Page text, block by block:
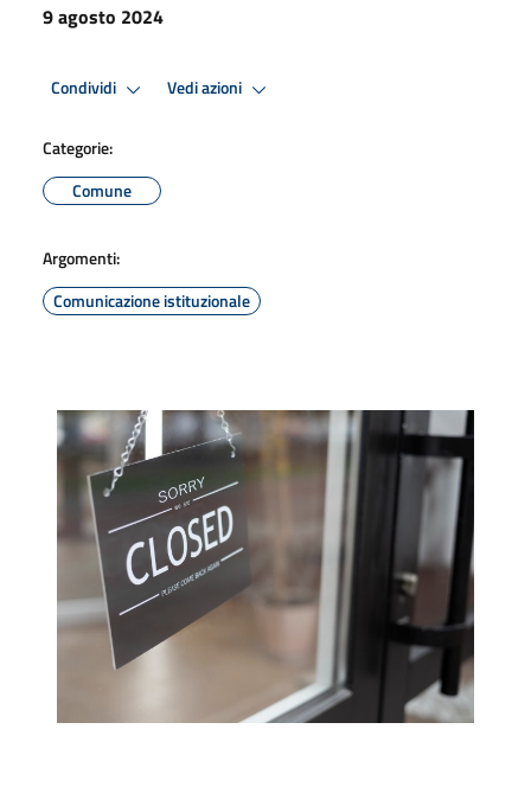
9 agosto 2024
Condividi Vedi azioni
Categorie:
Comune
Argomenti:
Comunicazione istituzionale